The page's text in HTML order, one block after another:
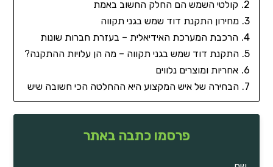
קולטי השמש הם החלק החשוב באמת
מחירון התקנת דוד שמש בגני תקווה
הרכבת המערכת האידיאלית – בעזרת חברות שונות
התקנת דוד שמש בגני תקווה – מה הן עלויות ההתקנה?
אחריות ומוצרים נלווים
הבחירה של איש המקצוע היא ההחלטה הכי חשובה שיש
פרסמו כתבה באתר